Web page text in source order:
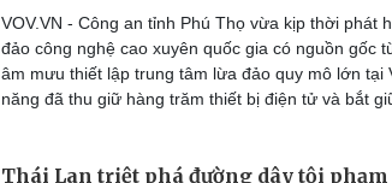
VOV.VN - Công an tỉnh Phú Thọ vừa kịp thời phát
đảo công nghệ cao xuyên quốc gia có nguồn gốc
âm mưu thiết lập trung tâm lừa đảo quy mô lớn
năng đã thu giữ hàng trăm thiết bị điện tử và bắt
Thái Lan triệt phá đường dây tội